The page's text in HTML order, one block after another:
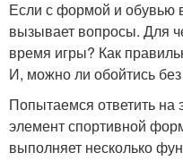
Если с формой и обувью
вызывает вопросы. Для
время игры? Как
И, можно ли обойтись
Попытаемся ответить на
элемент спортивной
выполняет несколько